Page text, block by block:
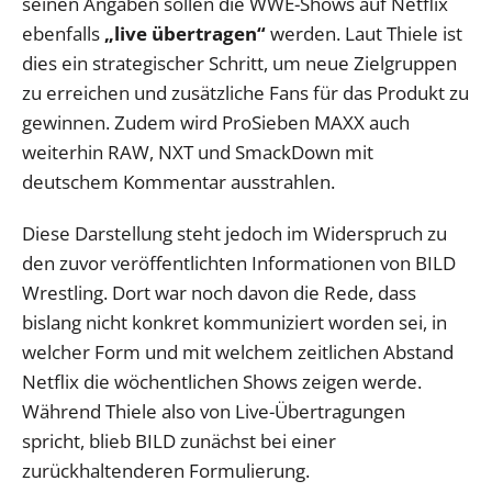
ebenfalls „live übertragen“werden. Laut Thiele ist
dies ein strategischer Schritt, um neue Zielgruppen
zu erreichen und zusätzliche Fans für das Produkt zu
gewinnen. Zudem wird ProSieben MAXX auch
weiterhin RAW, NXT und SmackDown mit
deutschem Kommentar ausstrahlen.
Diese Darstellung steht jedoch im Widerspruch zu
den zuvor veröffentlichten Informationen von BILD
Wrestling. Dort war noch davon die Rede, dass
bislang nicht konkret kommuniziert worden sei, in
welcher Form und mit welchem zeitlichen Abstand
Netflix die wöchentlichen Shows zeigen werde.
Während Thiele also von Live-Übertragungen
spricht, blieb BILD zunächst bei einer
zurückhaltenderen Formulierung.